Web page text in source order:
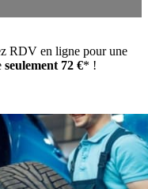
RDV en ligne pour une
seulement 72 €* !